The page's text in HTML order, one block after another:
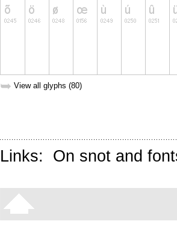
➥ View all glyphs (80)
Links: On snot and